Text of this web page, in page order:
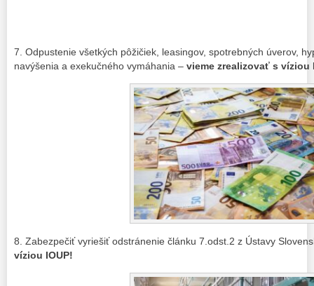
7. Odpustenie všetkých pôžičiek, leasingov, spotrebných úverov,
navýšenia a exekučného vymáhania – vieme zrealizovať s víziou
8. Zabezpečiť vyriešiť odstránenie článku 7.odst.2 z Ústavy
víziou IOUP!